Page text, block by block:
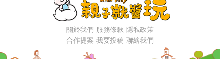
關於我們 服務條款 隱私政策
合作提案 我要投稿 聯絡我們